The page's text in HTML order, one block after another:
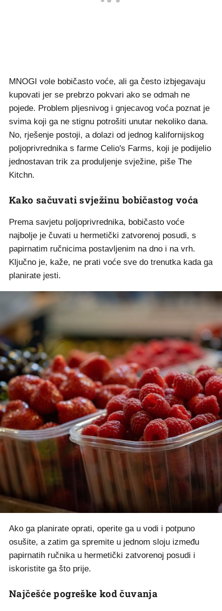
MNOGI vole bobičasto voće, ali ga često izbjegavaju
kupovati jer se prebrzo pokvari ako se odmah ne
pojede. Problem pljesnivog i gnjecavog voća poznat je
svima koji ga ne stignu potrošiti unutar nekoliko dana.
No, rješenje postoji, a dolazi od jednog kalifornijskog
poljoprivrednika s farme Celio's Farms, koji je podijelio
jednostavan trik za produljenje svježine, piše The
Kitchn.
Kako sačuvati svježinu bobičastog voća
Prema savjetu poljoprivrednika, bobičasto voće
najbolje je čuvati u hermetički zatvorenoj posudi, s
papirnatim ručnicima postavljenim na dno i na vrh.
Ključno je, kaže, ne prati voće sve do trenutka kada ga
planirate jesti.
Ako ga planirate oprati, operite ga u vodi i potpuno
osušite, a zatim ga spremite u jednom sloju između
papirnatih ručnika u hermetički zatvorenoj posudi i
iskoristite ga što prije.
Najčešće pogreške kod čuvanja